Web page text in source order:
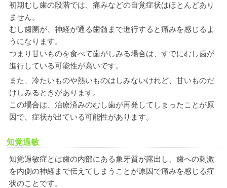
初期むし歯の段階では、痛みなどの自覚症状はほとんどあり
ません。
むし歯菌が、神経が通る歯髄まで進行すると痛みを感じるよ
うになります。
つまり甘いものを食べて歯がしみる場合は、すでにむし歯が
進行している可能性が高いです。
また、冷たいものや熱いものはしみないけれど、甘いものだ
けしみるときがあります。
この場合は、治療済みのむし歯が再発してしまったことが原
因で、症状が出ている可能性があります。
知覚過敏
知覚過敏症とは歯の内部にある象牙質が露出し、歯への刺激
を内側の神経まで伝えてしまうことが原因で痛みを感じる症
状のことです。